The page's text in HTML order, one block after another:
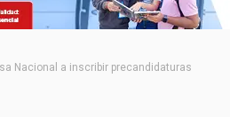
Nacional a inscribir precandidaturas